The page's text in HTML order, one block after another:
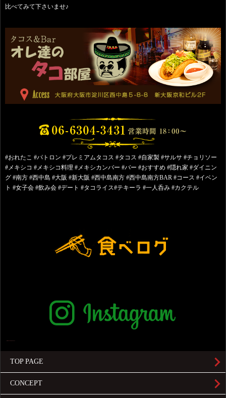
比べてみて下さいませ♪
#おれたこ #パトロン #プレミアムタコス #タコス #自家製 #サルサ #チョリソー
#メキシコ #メキシコ料理 #メキシカンバー #バー #おすすめ #隠れ家 #ダイニン
グ #南方 #西中島 #大阪 #新大阪 #西中島南方 #西中島南方BAR #コース #イベン
ト #女子会 #飲み会 #デート #タコライス#テキーラ #一人呑み #カクテル
TOP PAGE
CONCEPT